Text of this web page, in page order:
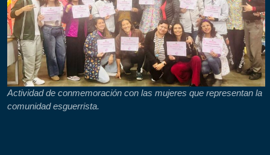
Actividad de conmemoración con las mujeres que representan la
comunidad esguerrista.